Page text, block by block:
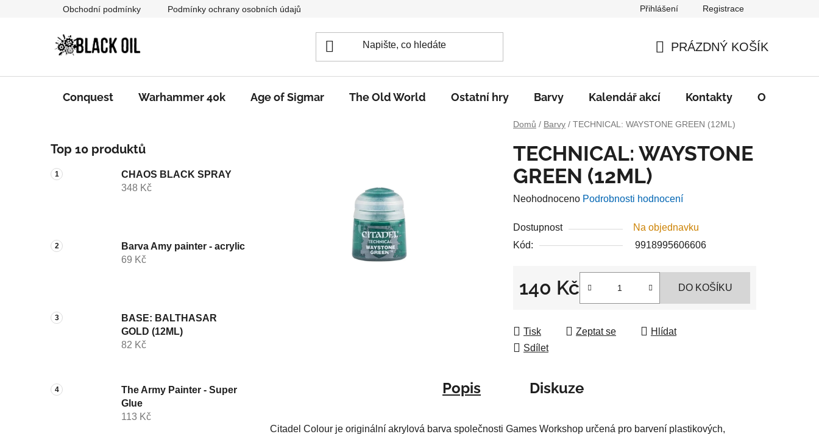
Obchodní podmínky Podmínky ochrany osobních údajů Přihlášení Registrace
KOŠÍK
PRÁZDNÝ KOŠÍK
Conquest Warhammer 40k Age of Sigmar The Old World Ostatní hry Barvy Kalendář akcí Kontakty O nás
Domů / Barvy / TECHNICAL: WAYSTONE GREEN (12ML)
o
s
t
n
n
e
Top 10 produktů
CHAOS BLACK SPRAY
348 Kč
Barva Amy painter - acrylic
69 Kč
BASE: BALTHASAR
GOLD (12ML)
82 Kč
The Army Painter - Super
Glue
113 Kč
TECHNICAL: WAYSTONE
GREEN (12ML)
Průměrné
produktu
je
Neohodnoceno Podrobnosti hodnocení
Dostupnost
Na objednavku
Kód:
9918995606606
140 Kč DO KOŠÍKU
Tisk Zeptat se
Hlídat
Sdílet
Popis Diskuze
Citadel Colour je originální akrylová barva společnosti Games Workshop určená pro barvení plastikových,